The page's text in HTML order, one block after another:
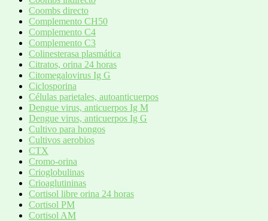
Coombs directo
Complemento CH50
Complemento C4
Complemento C3
Colinesterasa plasmática
Citratos, orina 24 horas
Citomegalovirus Ig G
Ciclosporina
Células parietales, autoanticuerpos
Dengue virus, anticuerpos Ig M
Dengue virus, anticuerpos Ig G
Cultivo para hongos
Cultivos aerobios
CTX
Cromo-orina
Crioglobulinas
Crioaglutininas
Cortisol libre orina 24 horas
Cortisol PM
Cortisol AM